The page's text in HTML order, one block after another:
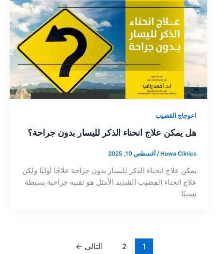
اعوجاج القضيب
هل يمكن علاج انحناء الذكر لليسار بدون جراحة؟
Howa Clinics
/ أغسطس 10, 2025
يمكن علاج انحناء الذكر لليسار بدون جراحة علاجًا أوليًا ولكن
علاج انحناء القضيب الشديد الأمثل هو تقنية جراحية بسيطة
نسبيًا
1
2 التالي ←